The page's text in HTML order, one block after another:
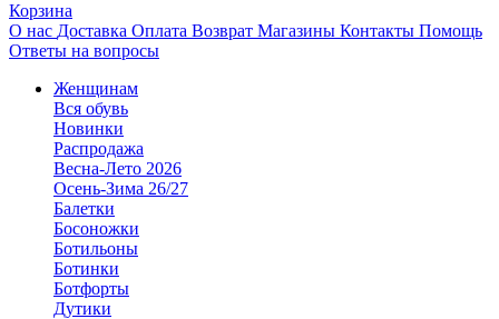
Корзина
О нас Доставка Оплата Возврат Магазины Контакты Помощь
Ответы на вопросы
Женщинам
Вся обувь
Новинки
Распродажа
Весна-Лето 2026
Осень-Зима 26/27
Балетки
Босоножки
Ботильоны
Ботинки
Ботфорты
Дутики